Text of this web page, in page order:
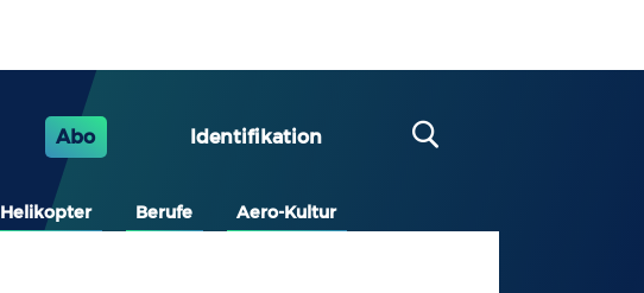
Abo Identifikation
Helikopter Berufe Aero-Kultur